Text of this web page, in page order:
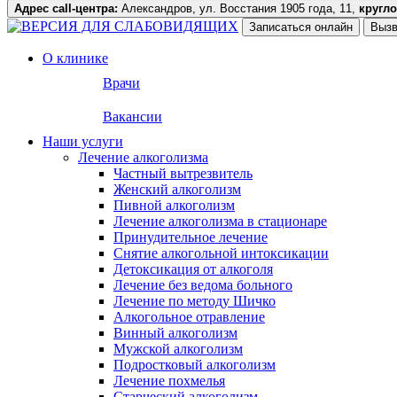
Адрес call-центра: Александров, ул. Восстания 1905 года, 11,
Записаться онлайн
О клинике
Врачи
Вакансии
Наши услуги
Лечение алкоголизма
Частный вытрезвитель
Женский алкоголизм
Пивной алкоголизм
Лечение алкоголизма в стационаре
Принудительное лечение
Снятие алкогольной интоксикации
Детоксикация от алкоголя
Лечение без ведома больного
Лечение по методу Шичко
Алкогольное отравление
Винный алкоголизм
Мужской алкоголизм
Подростковый алкоголизм
Лечение похмелья